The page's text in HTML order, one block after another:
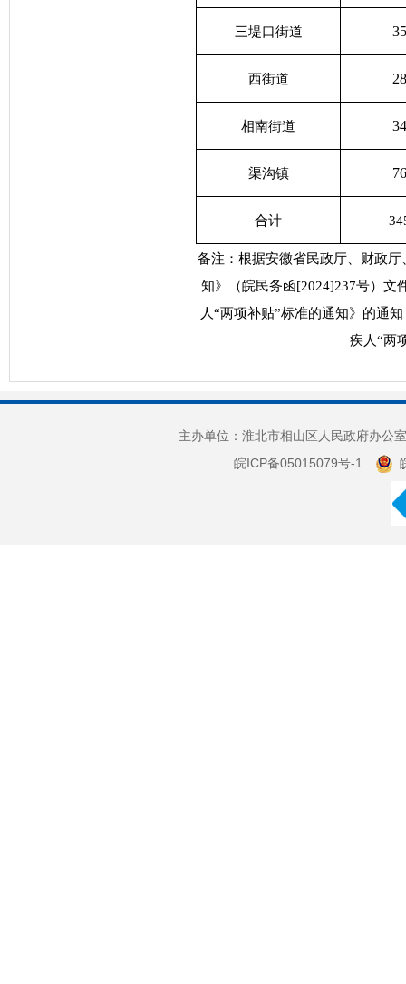
三堤口街道
西街道
相南街道
渠沟镇
合计
备注：根据安徽省民政厅、财政
知》（皖民务函[2024]237号）文
人“两项补贴”标准的通知》的通
疾人“两
主办单位：淮北市相山区人民政府办
皖ICP备05015079号-1